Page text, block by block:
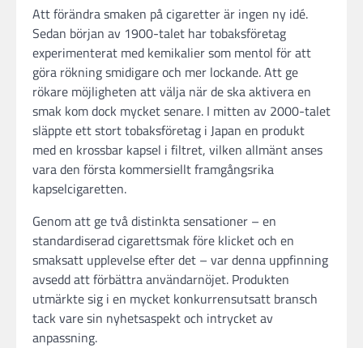
Att förändra smaken på cigaretter är ingen ny idé.
Sedan början av 1900-talet har tobaksföretag
experimenterat med kemikalier som mentol för att
göra rökning smidigare och mer lockande. Att ge
rökare möjligheten att välja när de ska aktivera en
smak kom dock mycket senare. I mitten av 2000-talet
släppte ett stort tobaksföretag i Japan en produkt
med en krossbar kapsel i filtret, vilken allmänt anses
vara den första kommersiellt framgångsrika
kapselcigaretten.
Genom att ge två distinkta sensationer – en
standardiserad cigarettsmak före klicket och en
smaksatt upplevelse efter det – var denna uppfinning
avsedd att förbättra användarnöjet. Produkten
utmärkte sig i en mycket konkurrensutsatt bransch
tack vare sin nyhetsaspekt och intrycket av
anpassning.